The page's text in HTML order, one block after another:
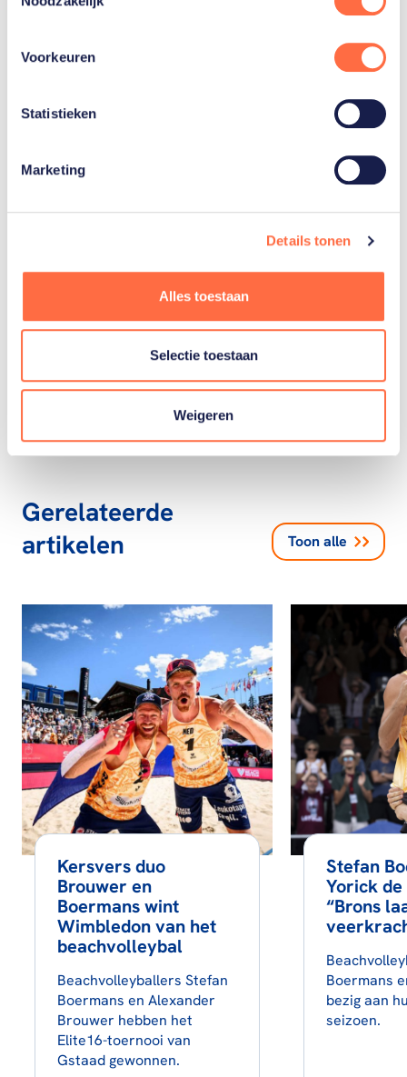
Voorkeuren
Statistieken
Marketing
Details tonen
Alles toestaan
Selectie toestaan
Weigeren
Gerelateerde teams
Gerelateerde
artikelen
Toon alle
Kersvers duo
Brouwer en
Boermans wint
Wimbledon van het
beachvolleybal
Beachvolleyballers Stefan
Boermans en Alexander
Brouwer hebben het
Elite16-toernooi van
Gstaad gewonnen.
Stefan
Yorick
“Brons
Boermans
bezig aan
seizoen.